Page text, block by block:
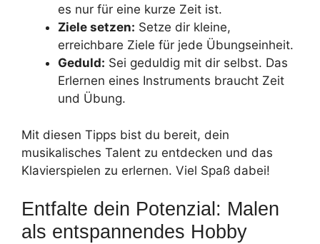
es nur für eine kurze Zeit ist.
Ziele setzen: Setze dir kleine,
erreichbare Ziele für jede Übungseinheit.
Geduld: Sei geduldig mit dir selbst. Das
Erlernen eines Instruments braucht Zeit
und Übung.
Mit diesen Tipps bist du bereit, dein
musikalisches Talent zu entdecken und das
Klavierspielen zu erlernen. Viel Spaß dabei!
Entfalte dein Potenzial: Malen
als entspannendes Hobby